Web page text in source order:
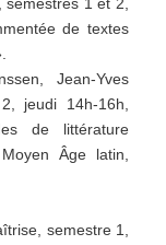
1 et 2,
de textes
Jean-Yves
jeudi 14h-16h,
de littérature
Âge latin,
semestre 1,